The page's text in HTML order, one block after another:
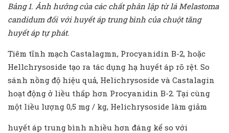
Bảng 1. Ảnh hưởng của các chất phân lập từ lá Melastoma
candidum đối với huyết áp trung bình của chuột tăng
huyết áp tự phát.
Tiêm tĩnh mạch Castalagmn, Procyanidin B-2, hoặc
Hellchrysoside tạo ra tác dụng hạ huyết áp rõ rệt. So
sánh nồng độ hiệu quả, Helichrysoside và Castalagin
hoạt động ở liều thấp hơn Procyanidin B-2. Tại cùng
một liều lượng 0,5 mg / kg, Helichrysoside làm giảm
huyết áp trung bình nhiều hơn đáng kể so với